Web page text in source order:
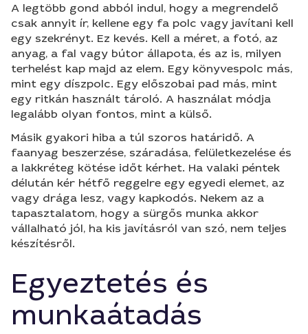
A legtöbb gond abból indul, hogy a megrendelő
csak annyit ír, kellene egy fa polc vagy javítani kell
egy szekrényt. Ez kevés. Kell a méret, a fotó, az
anyag, a fal vagy bútor állapota, és az is, milyen
terhelést kap majd az elem. Egy könyvespolc más,
mint egy díszpolc. Egy előszobai pad más, mint
egy ritkán használt tároló. A használat módja
legalább olyan fontos, mint a külső.
Másik gyakori hiba a túl szoros határidő. A
faanyag beszerzése, száradása, felületkezelése és
a lakkréteg kötése időt kérhet. Ha valaki péntek
délután kér hétfő reggelre egy egyedi elemet, az
vagy drága lesz, vagy kapkodós. Nekem az a
tapasztalatom, hogy a sürgős munka akkor
vállalható jól, ha kis javításról van szó, nem teljes
készítésről.
Egyeztetés és
munkaátadás